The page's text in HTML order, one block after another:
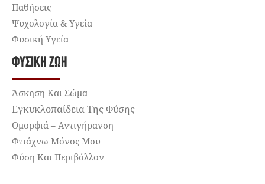
Παθήσεις
Ψυχολογία & Υγεία
Φυσική Υγεία
ΦΥΣΙΚΉ ΖΩΉ
Άσκηση Και Σώμα
Εγκυκλοπαίδεια Της Φύσης
Ομορφιά – Αντιγήρανση
Φτιάχνω Μόνος Μου
Φύση Και Περιβάλλον